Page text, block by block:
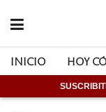
INICIO HOY